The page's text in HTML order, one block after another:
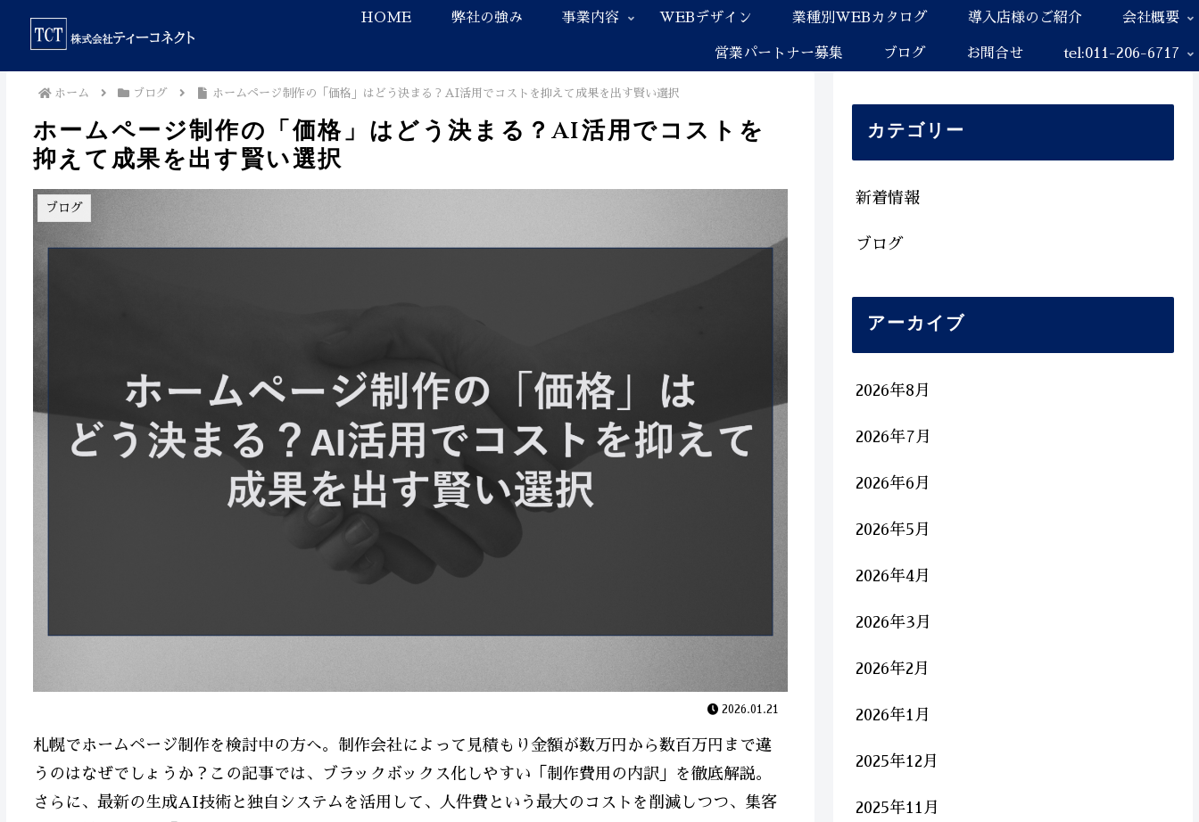
HOME 弊社の強み 事業内容 WEBデザイン 業種別WEBカタログ 導入店様のご紹介 会社概要
営業パートナー募集 ブログ お問合せ tel:011-206-6717
ホーム ブログ ホームページ制作の「価格」はどう決まる？AI活用でコストを抑えて成果を出す賢い選択
ホームページ制作の「価格」はどう決まる？AI活用でコストを
抑えて成果を出す賢い選択
ブログ
2026.01.21
札幌でホームページ制作を検討中の方へ。制作会社によって見積もり金額が数万円から数百万円まで違
うのはなぜでしょうか？この記事では、ブラックボックス化しやすい「制作費用の内訳」を徹底解説。
さらに、最新の生成AI技術と独自システムを活用して、人件費という最大のコストを削減しつつ、集客
カテゴリー
新着情報
ブログ
アーカイブ
2026年8月
2026年7月
2026年6月
2026年5月
2026年4月
2026年3月
2026年2月
2026年1月
2025年12月
2025年11月